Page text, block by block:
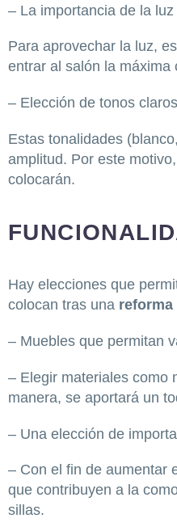
– La importancia de la luz
Para aprovechar la luz,
entrar al salón la máxima
– Elección de tonos claros
Estas tonalidades
amplitud. Por este
colocarán.
Hay elecciones que
colocan tras una reforma
– Muebles que permitan
– Elegir materiales como
manera, se aportará un
– Una elección de
– Con el fin de aumentar
que contribuyen a la
sillas.